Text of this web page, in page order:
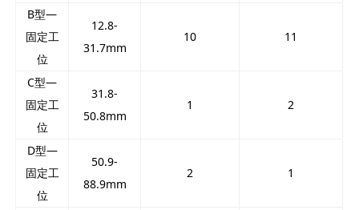
B型—
固定工
位
12.8-
31.7mm
10 11
C型—
固定工
位
31.8-
50.8mm
1 2
D型—
固定工
位
50.9-
88.9mm
2 1